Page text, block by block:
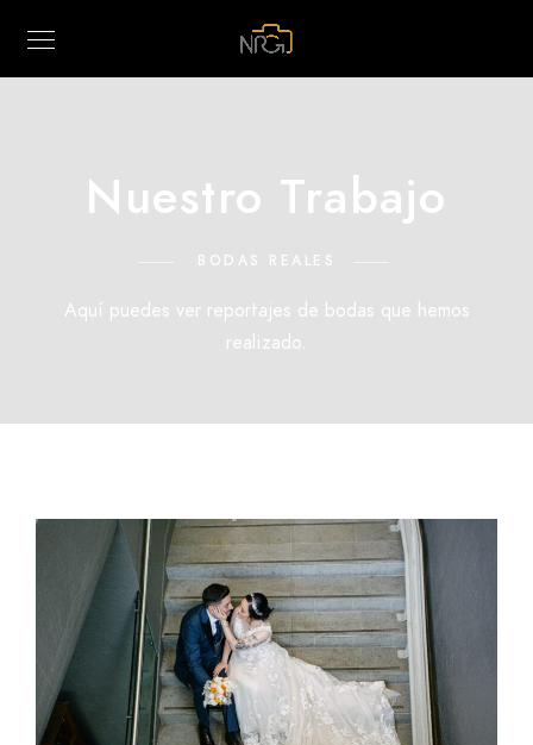
Nuestro Trabajo
BODAS REALES
Aquí puedes ver reportajes de bodas que hemos
realizado.